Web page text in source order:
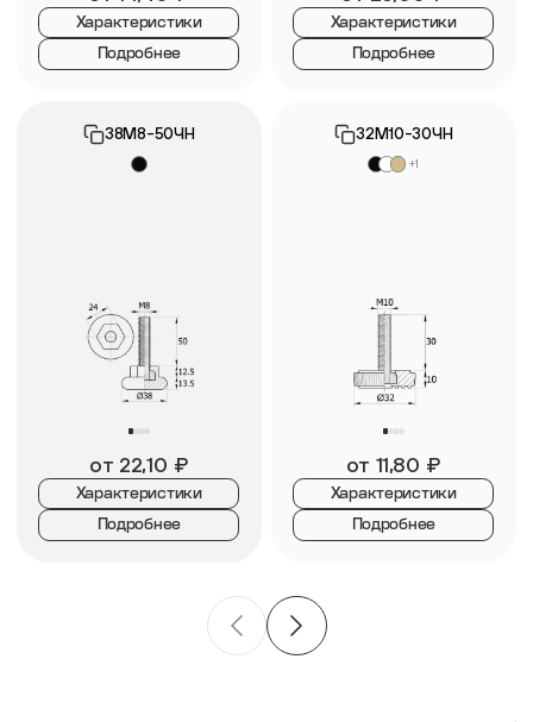
Характеристики
Подробнее
Характеристики
Подробнее
38М8-50ЧН
от 22,10 ₽
Характеристики
Подробнее
32М10-30ЧН
+1
от 11,80 ₽
Характеристики
Подробнее